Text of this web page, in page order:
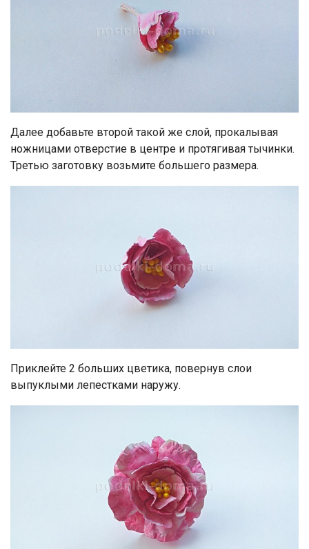
Далее добавьте второй такой же слой, прокалывая
ножницами отверстие в центре и протягивая тычинки.
Третью заготовку возьмите большего размера.
Приклейте 2 больших цветика, повернув слои
выпуклыми лепестками наружу.